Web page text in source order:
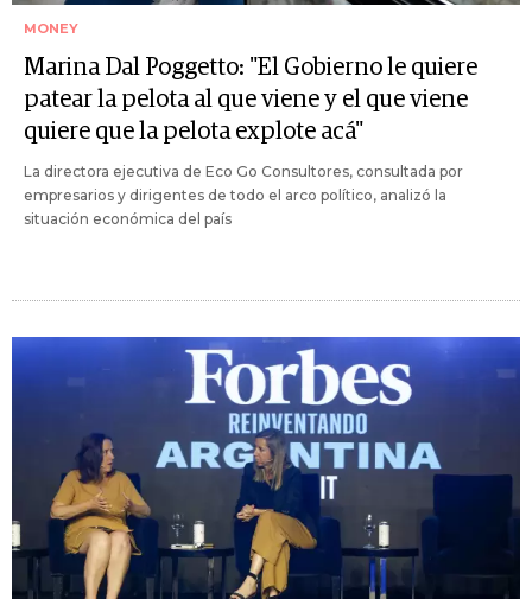
MONEY
Marina Dal Poggetto: "El Gobierno le quiere
patear la pelota al que viene y el que viene
quiere que la pelota explote acá"
La directora ejecutiva de Eco Go Consultores, consultada por
empresarios y dirigentes de todo el arco político, analizó la
situación económica del país